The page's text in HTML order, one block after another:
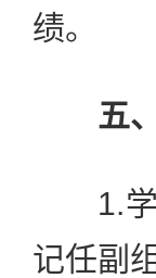
绩。
五
1.学
记任副